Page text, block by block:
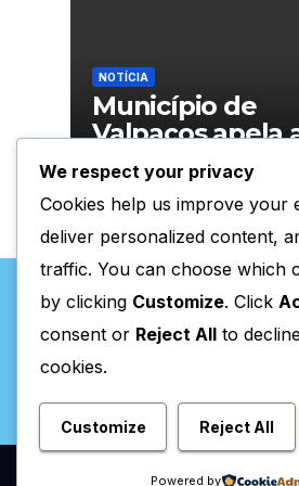
NOTÍCIA
Município de
Valpaços apela
consumo
responsável de
água
08.08.2026
Valpaços
We respect your privacy
Cookies help us improve your
deliver personalized content,
traffic. You can choose which
by clicking Customize. Click
consent or Reject All to
cookies.
Customize Reject All
Powered by